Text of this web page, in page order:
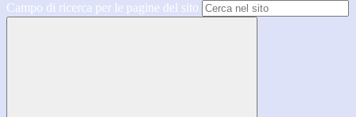
Campo di ricerca per le pagine del sito